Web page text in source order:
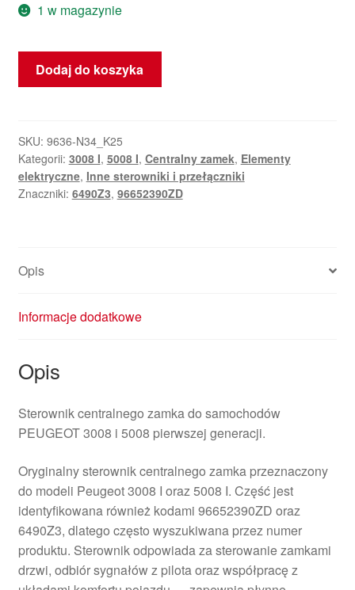
1 w magazynie
ilość
Sterownik
Peugeot
3008
5008
96652390ZD
Dodaj do koszyka
SKU: 9636-N34_K25
Kategorii: 3008 I, 5008 I, Centralny zamek, Elementy
elektryczne, Inne sterowniki i przełączniki
Znaczniki: 6490Z3, 96652390ZD
Opis
Informacje dodatkowe
Opis
Sterownik centralnego zamka do samochodów
PEUGEOT 3008 i 5008 pierwszej generacji.
Oryginalny sterownik centralnego zamka przeznaczony
do modeli Peugeot 3008 I oraz 5008 I. Część jest
identyfikowana również kodami 96652390ZD oraz
6490Z3, dlatego często wyszukiwana przez numer
produktu. Sterownik odpowiada za sterowanie zamkami
drzwi, odbiór sygnałów z pilota oraz współpracę z